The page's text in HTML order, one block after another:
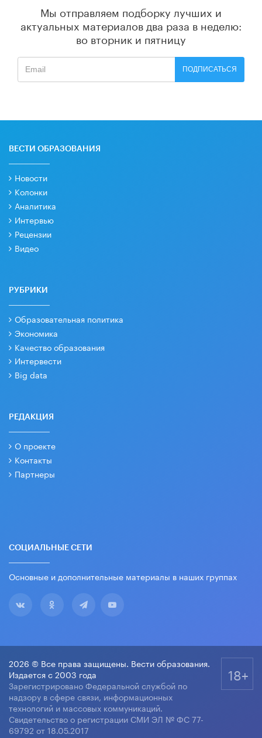
Мы отправляем подборку лучших и
актуальных материалов два раза в неделю:
во вторник и пятницу
ПОДПИСАТЬСЯ
ВЕСТИ ОБРАЗОВАНИЯ
Новости
Колонки
Аналитика
Интервью
Рецензии
Видео
РУБРИКИ
Образовательная политика
Экономика
Качество образования
Интервести
Big data
РЕДАКЦИЯ
О проекте
Контакты
Партнеры
СОЦИАЛЬНЫЕ СЕТИ
Основные и дополнительные материалы в наших группах
2026 © Все права защищены. Вести образования.
Издается с 2003 года
Зарегистрировано Федеральной службой по
надзору в сфере связи, информационных
технологий и массовых коммуникаций.
Свидетельство о регистрации СМИ ЭЛ № ФС 77-
69792 от 18.05.2017
18+